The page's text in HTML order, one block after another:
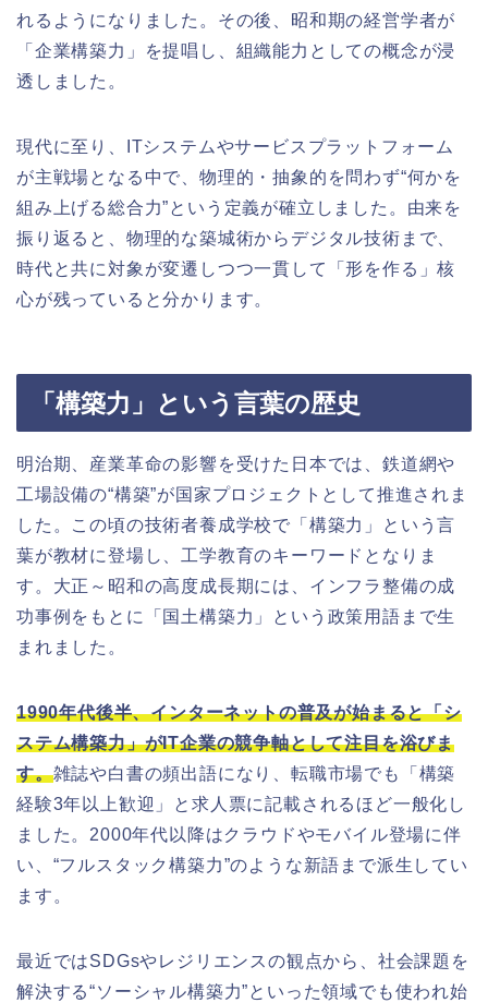
れるようになりました。その後、昭和期の経営学者が
「企業構築力」を提唱し、組織能力としての概念が浸
透しました。
現代に至り、ITシステムやサービスプラットフォーム
が主戦場となる中で、物理的・抽象的を問わず“何かを
組み上げる総合力”という定義が確立しました。由来を
振り返ると、物理的な築城術からデジタル技術まで、
時代と共に対象が変遷しつつ一貫して「形を作る」核
心が残っていると分かります。
「構築力」という言葉の歴史
明治期、産業革命の影響を受けた日本では、鉄道網や
工場設備の“構築”が国家プロジェクトとして推進されま
した。この頃の技術者養成学校で「構築力」という言
葉が教材に登場し、工学教育のキーワードとなりま
す。大正～昭和の高度成長期には、インフラ整備の成
功事例をもとに「国土構築力」という政策用語まで生
まれました。
1990年代後半、インターネットの普及が始まると「シ
ステム構築力」がIT企業の競争軸として注目を浴びま
す。雑誌や白書の頻出語になり、転職市場でも「構築
経験3年以上歓迎」と求人票に記載されるほど一般化し
ました。2000年代以降はクラウドやモバイル登場に伴
い、“フルスタック構築力”のような新語まで派生してい
ます。
最近ではSDGsやレジリエンスの観点から、社会課題を
解決する“ソーシャル構築力”といった領域でも使われ始